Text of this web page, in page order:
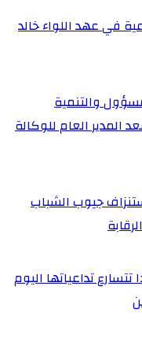
في عهد اللواء خالد
والتنمية
المدير العام للوكالة
جيوب الشباب
تتسارع تداعياتها اليوم